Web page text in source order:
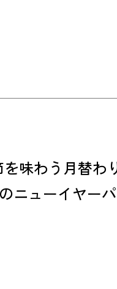
を味わう月替
ニューイヤー